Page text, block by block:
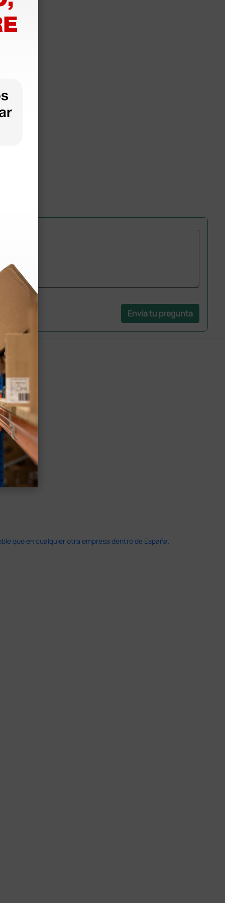
Envía tu pregunta
que en cualquier otra empresa dentro de España.